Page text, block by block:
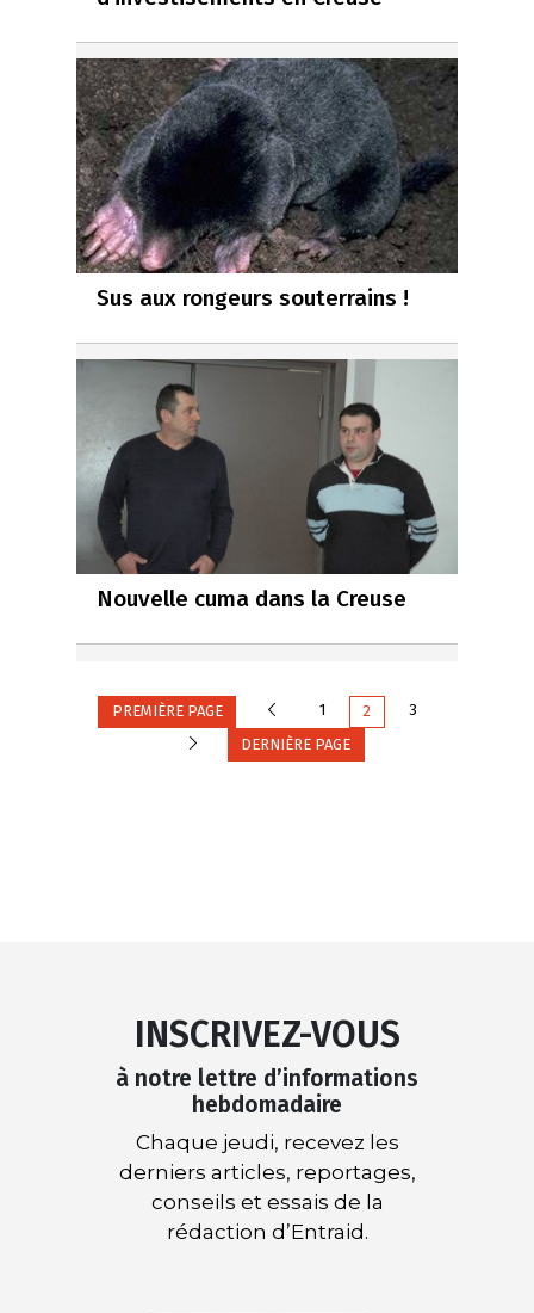
Sus aux rongeurs souterrains !
Nouvelle cuma dans la Creuse
PREMIÈRE PAGE Précédente
1 2
3
SuivanteDERNIÈRE PAGE
INSCRIVEZ-VOUS
à notre lettre d’informations
hebdomadaire
Chaque jeudi, recevez les
derniers articles, reportages,
conseils et essais de la
rédaction d’Entraid.